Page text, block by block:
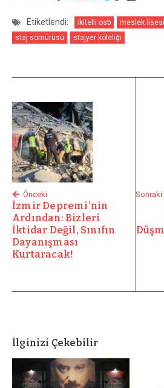
Etiketlendi: ikitelli osb meslek lisesi
staj sömürüsü
stajyer köleliği
Önceki
İzmir Depremi’nin
Ardından: Bizleri
İktidar Değil, Sınıfın
Dayanışması
Kurtaracak!
Sonraki
İlginizi Çekebilir